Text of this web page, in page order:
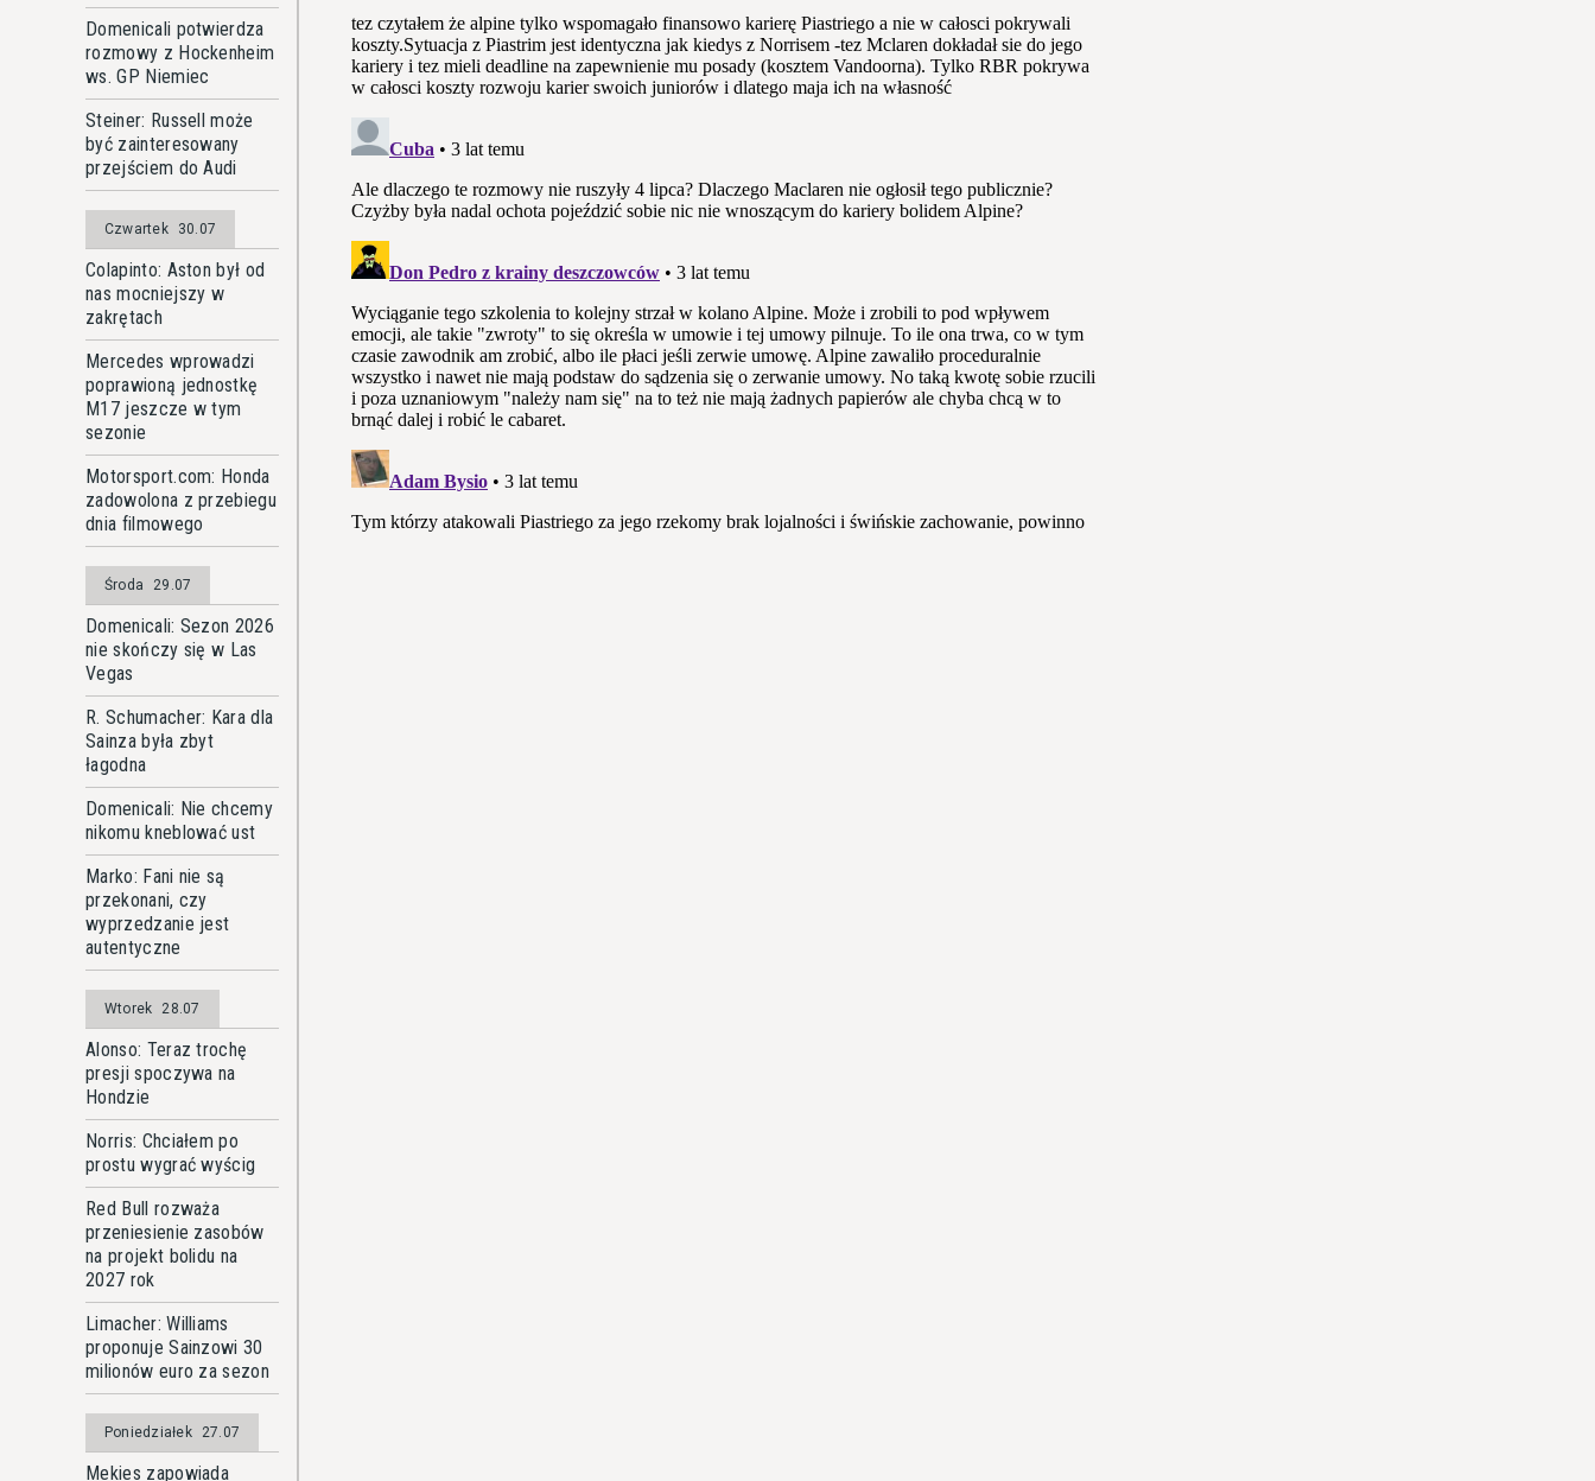
Domenicali potwierdza
rozmowy z Hockenheim
ws. GP Niemiec
Steiner: Russell może
być zainteresowany
przejściem do Audi
Czwartek 30.07
Colapinto: Aston był od
nas mocniejszy w
zakrętach
Mercedes wprowadzi
poprawioną jednostkę
M17 jeszcze w tym
sezonie
Motorsport.com: Honda
zadowolona z przebiegu
dnia filmowego
Środa 29.07
Domenicali: Sezon 2026
nie skończy się w Las
Vegas
R. Schumacher: Kara dla
Sainza była zbyt
łagodna
Domenicali: Nie chcemy
nikomu kneblować ust
Marko: Fani nie są
przekonani, czy
wyprzedzanie jest
autentyczne
Wtorek 28.07
Alonso: Teraz trochę
presji spoczywa na
Hondzie
Norris: Chciałem po
prostu wygrać wyścig
Red Bull rozważa
przeniesienie zasobów
na projekt bolidu na
2027 rok
Limacher: Williams
proponuje Sainzowi 30
milionów euro za sezon
Poniedziałek 27.07
Mekies zapowiada